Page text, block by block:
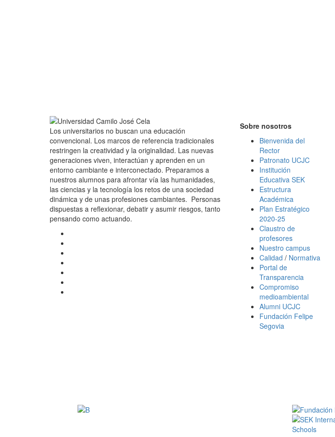
Los universitarios no buscan una educación
convencional. Los marcos de referencia tradicionales
restringen la creatividad y la originalidad. Las nuevas
generaciones viven, interactúan y aprenden en un
entorno cambiante e interconectado. Preparamos a
nuestros alumnos para afrontar vía las humanidades,
las ciencias y la tecnología los retos de una sociedad
dinámica y de unas profesiones cambiantes. Personas
dispuestas a reflexionar, debatir y asumir riesgos, tanto
pensando como actuando.
Sobre nosotros
Bienvenida del
Rector
Patronato UCJC
Institución
Educativa SEK
Estructura
Académica
Plan Estratégico
2020-25
Claustro de
profesores
Nuestro campus
Calidad / Normativa
Portal de
Transparencia
Compromiso
medioambiental
Alumni UCJC
Fundación Felipe
Segovia